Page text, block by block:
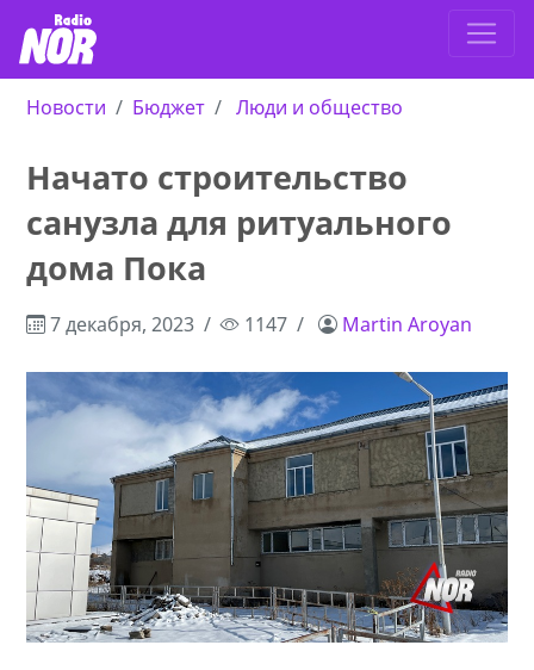
Новости Бюджет Люди и общество
Начато строительство
санузла для ритуального
дома Пока
7 декабря, 2023 1147 Martin Aroyan